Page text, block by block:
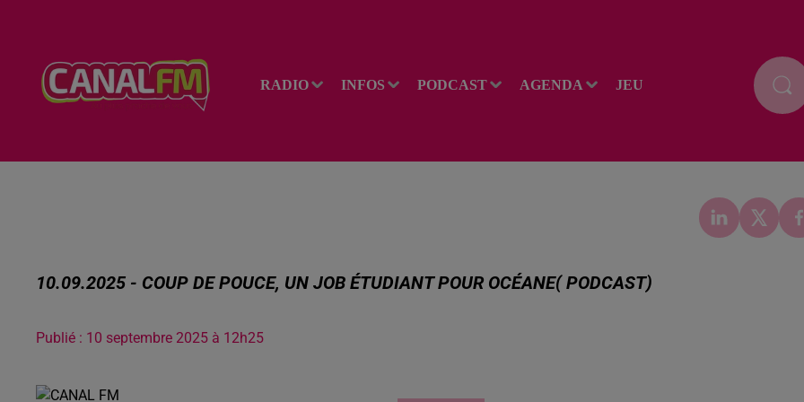
RADIO INFOS PODCAST AGENDA JEU
10.09.2025 - COUP DE POUCE, UN JOB ÉTUDIANT POUR OCÉANE( PODCAST)
Publié : 10 septembre 2025 à 12h25